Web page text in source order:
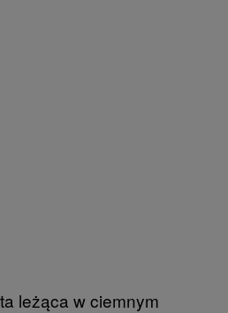
leżąca w ciemnym